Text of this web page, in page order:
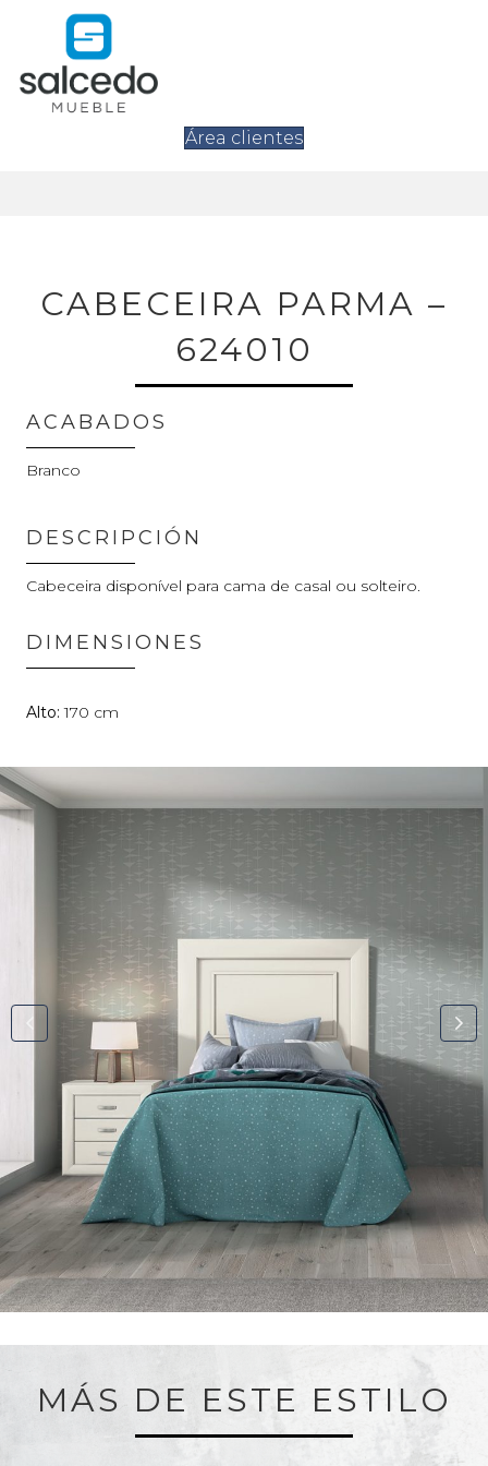
Área clientes
CABECEIRA PARMA –
624010
ACABADOS
Branco
DESCRIPCIÓN
Cabeceira disponível para cama de casal ou solteiro.
DIMENSIONES
170
MÁS DE ESTE ESTILO